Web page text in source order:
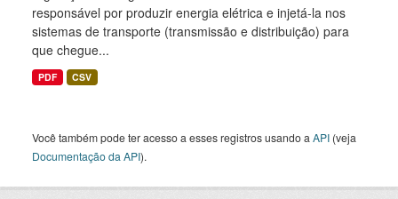
responsável por produzir energia elétrica e injetá-la nos
sistemas de transporte (transmissão e distribuição) para
que chegue...
PDF CSV
Você também pode ter acesso a esses registros usando a API (veja
Documentação da API).